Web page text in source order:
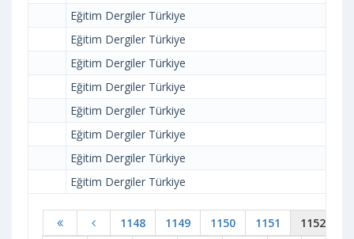
Eğitim Dergiler Türkiye
Eğitim Dergiler Türkiye
Eğitim Dergiler Türkiye
Eğitim Dergiler Türkiye
Eğitim Dergiler Türkiye
Eğitim Dergiler Türkiye
Eğitim Dergiler Türkiye
Eğitim Dergiler Türkiye
1148 1149 1150 1151
1152